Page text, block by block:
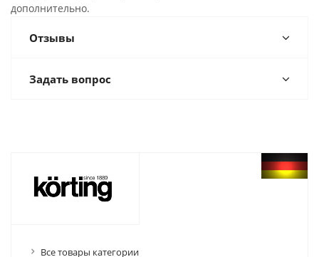
дополнительно.
Отзывы
Задать вопрос
Все товары категории